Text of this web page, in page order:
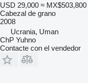
USD 29,000 ≈ MX$503,800
Cabezal de grano
2008
Ucrania, Uman
ChP Yuhno
Contacte con el vendedor